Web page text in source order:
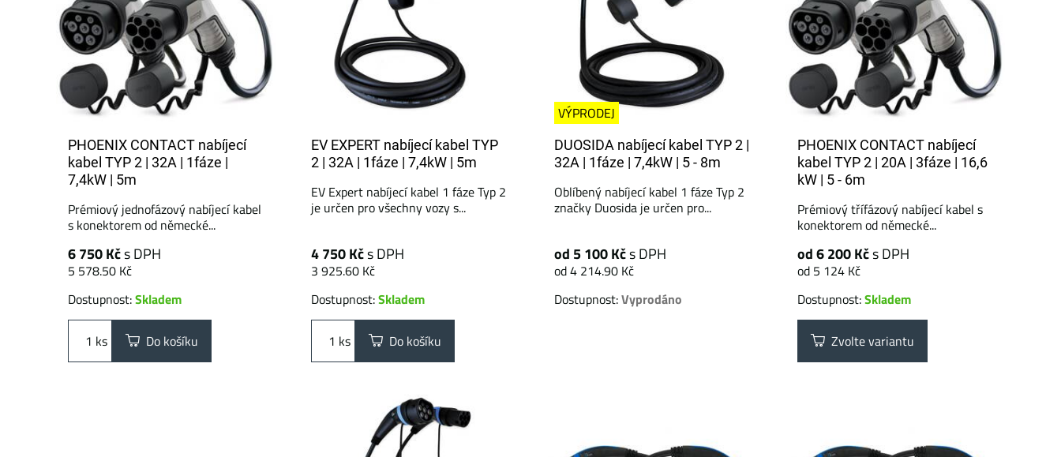
PHOENIX CONTACT nabíjecí
kabel TYP 2 | 32A | 1fáze |
7,4kW | 5m
Prémiový jednofázový nabíjecí kabel
s konektorem od německé...
6 750 Kčs DPH
5 578.50 Kč
Dostupnost:Skladem
ks Do košíku
EV EXPERT nabíjecí kabel TYP
2 | 32A | 1fáze | 7,4kW | 5m
EV Expert nabíjecí kabel 1 fáze Typ 2
je určen pro všechny vozy s...
4 750 Kčs DPH
3 925.60 Kč
Dostupnost:Skladem
ks Do košíku
VÝPRODEJ
DUOSIDA nabíjecí kabel TYP 2 |
32A | 1fáze | 7,4kW | 5 - 8m
Oblíbený nabíjecí kabel 1 fáze Typ 2
značky Duosida je určen pro...
od 5 100 Kčs DPH
od 4 214.90 Kč
Dostupnost:Vyprodáno
PHOENIX CONTACT nabíjecí
kabel TYP 2 | 20A | 3fáze | 16,6
kW | 5 - 6m
Prémiový třífázový nabíjecí kabel s
konektorem od německé...
od 6 200 Kčs DPH
od 5 124 Kč
Dostupnost:Skladem
Zvolte variantu